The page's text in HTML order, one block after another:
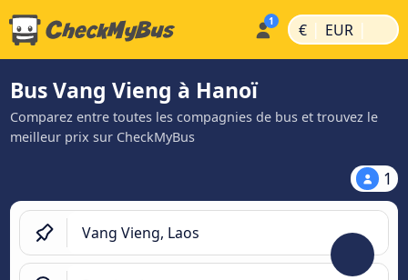
€ | EUR |
Bus Vang Vieng à Hanoï
Comparez entre toutes les compagnies de bus et trouvez le
meilleur prix sur CheckMyBus
1